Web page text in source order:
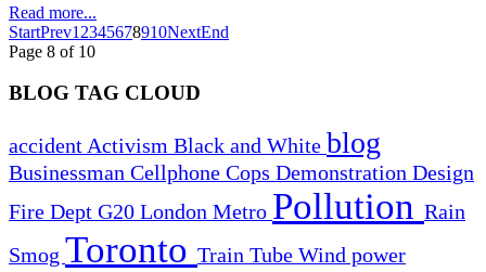
Read more...
StartPrev1 2345678910NextEnd
Page 8 of 10
BLOG TAG CLOUD
accident Activism Black and White blog
Businessman Cellphone Cops Demonstration Design
Fire Dept G20 London Metro Pollution Rain
Smog Toronto Train Tube Wind power